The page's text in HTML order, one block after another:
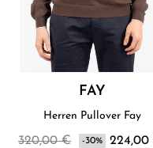
FAY
Herren Pullover Fay
320,00 € -30% 224,00